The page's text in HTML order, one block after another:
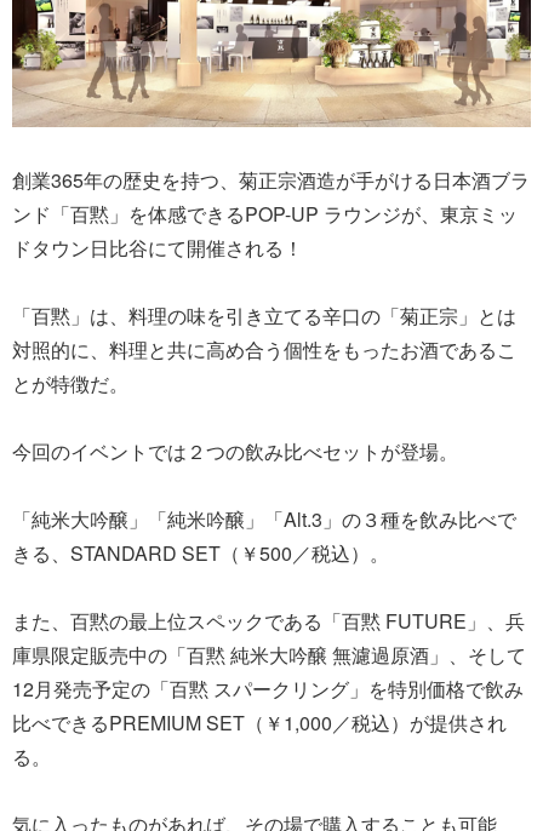
創業365年の歴史を持つ、菊正宗酒造が手がける日本酒ブラ
ンド「百黙」を体感できるPOP-UP ラウンジが、東京ミッ
ドタウン日比谷にて開催される！
「百黙」は、料理の味を引き立てる辛口の「菊正宗」とは
対照的に、料理と共に高め合う個性をもったお酒であるこ
とが特徴だ。
今回のイベントでは２つの飲み比べセットが登場。
「純米大吟醸」「純米吟醸」「Alt.3」の３種を飲み比べで
きる、STANDARD SET（￥500／税込）。
また、百黙の最上位スペックである「百黙 FUTURE」、兵
庫県限定販売中の「百黙 純米大吟醸 無濾過原酒」、そして
12月発売予定の「百黙 スパークリング」を特別価格で飲み
比べできるPREMIUM SET（￥1,000／税込）が提供され
る。
気に入ったものがあれば、その場で購入することも可能